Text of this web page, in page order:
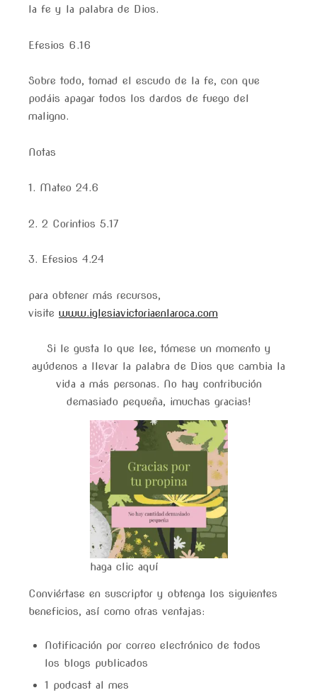
la fe y la palabra de Dios.
Efesios 6.16
Sobre todo, tomad el escudo de la fe, con que
podáis apagar todos los dardos de fuego del
maligno.
Notas
1. Mateo 24.6
2. 2 Corintios 5.17
3. Efesios 4.24
para obtener más recursos,
visite www.iglesiavictoriaenlaroca.com
Si le gusta lo que lee, tómese un momento y
ayúdenos a llevar la palabra de Dios que cambia la
vida a más personas. No hay contribución
demasiado pequeña, ¡muchas gracias!
haga clic aquí
Conviértase en suscriptor y obtenga los siguientes
beneficios, así como otras ventajas:
Notificación por correo electrónico de todos
los blogs publicados
1 podcast al mes